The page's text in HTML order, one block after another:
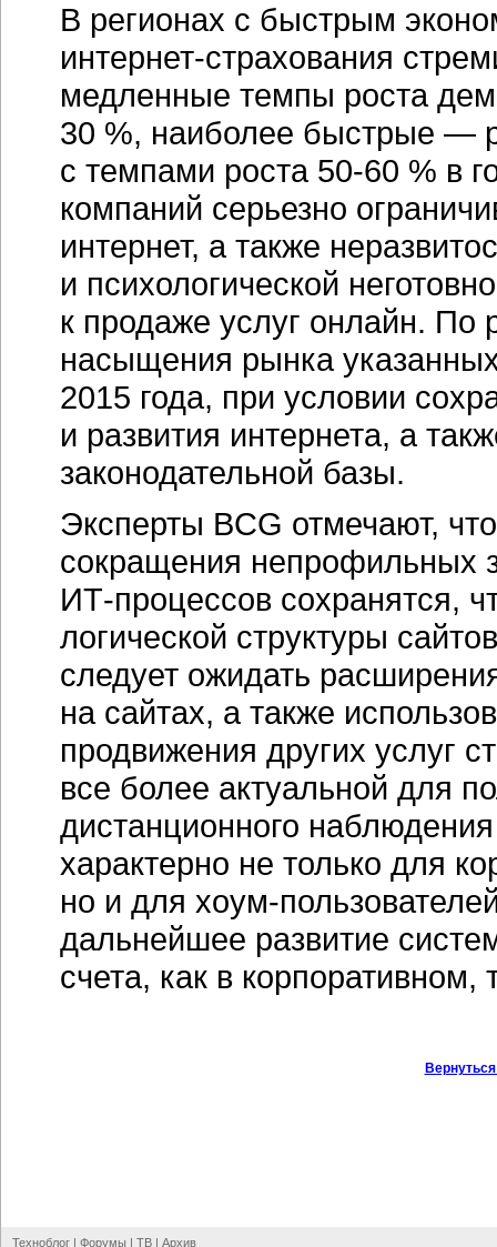
В регионах с быстрым
интернет-страхования
медленные темпы роста
30 %, наиболее быстрые —
с темпами роста 50-60 % в
компаний серьезно
интернет, а также
и психологической
к продаже услуг онлайн.
насыщения рынка
2015 года, при условии
и развития интернета, а
законодательной базы.
Эксперты BCG отмечают,
сокращения непрофильных
ИТ-процессов сохранятся,
логической структуры
следует ожидать
на сайтах, а также
продвижения других услуг
все более актуальной для
дистанционного
характерно не только для
но и для хоум-
дальнейшее развитие
счета, как в
Техноблог | Форумы | ТВ | Архив